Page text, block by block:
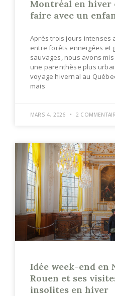
Montréal en hiver
faire avec un
Après trois jours intenses
entre forêts enneigées et
sauvages, nous avons
une parenthèse plus
voyage hivernal au
mais
MARS 4, 2026 2
Idée week-end en
Rouen et ses
insolites en hiver